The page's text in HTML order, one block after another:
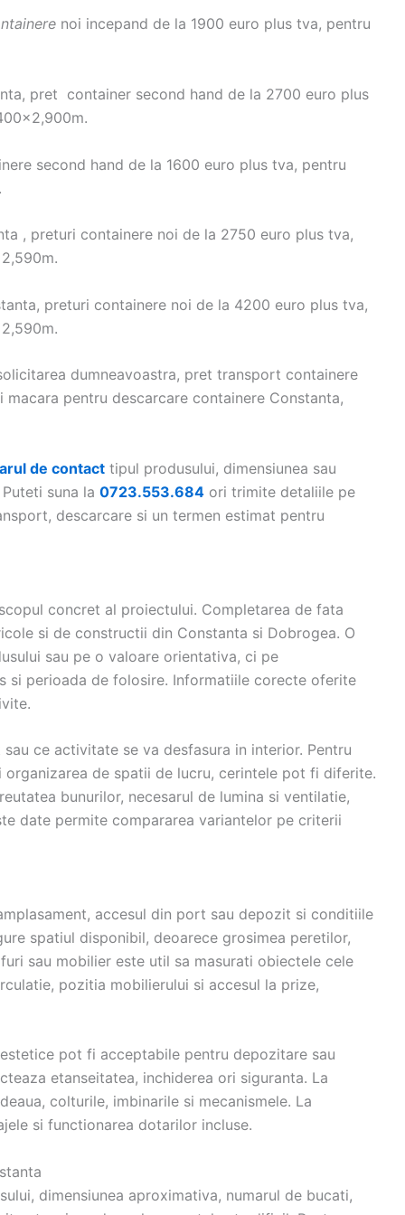
noi incepand de la 1900 euro plus tva, pentru
pret container second hand de la 2700 euro plus
second hand de la 1600 euro plus tva, pentru
, preturi containere noi de la 2750 euro plus tva,
preturi containere noi de la 4200 euro plus tva,
dumneavoastra, pret transport containere
pentru descarcare containere Constanta,
de contacttipul produsului, dimensiunea sau
suna la 0723.553.684ori trimite detaliile pe
descarcare si un termen estimat pentru
concret al proiectului. Completarea de fata
si de constructii din Constanta si Dobrogea. O
sau pe o valoare orientativa, ci pe
si perioada de folosire. Informatiile corecte oferite
ce activitate se va desfasura in interior. Pentru
de spatii de lucru, cerintele pot fi diferite.
bunurilor, necesarul de lumina si ventilatie,
date permite compararea variantelor pe criterii
accesul din port sau depozit si conditiile
spatiul disponibil, deoarece grosimea peretilor,
sau mobilier este util sa masurati obiectele cele
pozitia mobilierului si accesul la prize,
pot fi acceptabile pentru depozitare sau
etanseitatea, inchiderea ori siguranta. La
colturile, imbinarile si mecanismele. La
si functionarea dotarilor incluse.
dimensiunea aproximativa, numarul de bucati,